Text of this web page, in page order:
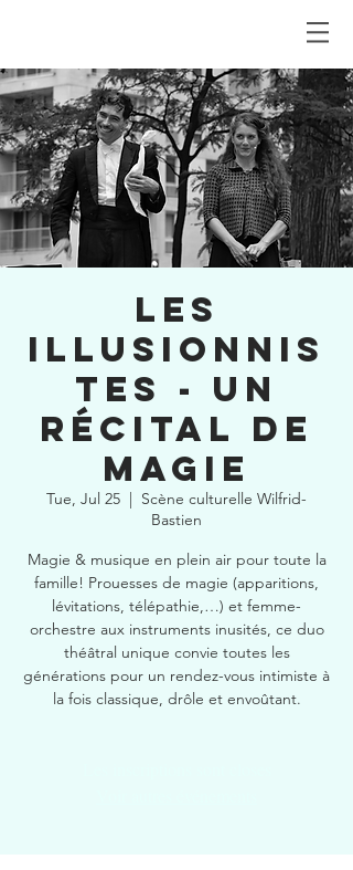
Les
Illusionnis
tes - un
récital de
magie
Tue, Jul 25
  |
Scène culturelle Wilfrid-
Bastien
Magie & musique en plein air pour toute la
famille! Prouesses de magie (apparitions,
lévitations, télépathie,…) et femme-
orchestre aux instruments inusités, ce duo
théâtral unique convie toutes les
générations pour un rendez-vous intimiste à
la fois classique, drôle et envoûtant.